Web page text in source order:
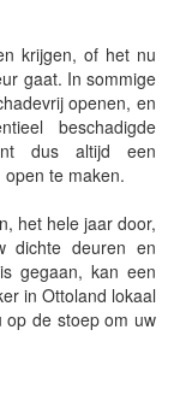
krijgen, of het nu
gaat. In sommige
openen, en
beschadigde
dus altijd een
te maken.
het hele jaar door,
dichte deuren en
gegaan, kan een
in Ottoland lokaal
op de stoep om uw